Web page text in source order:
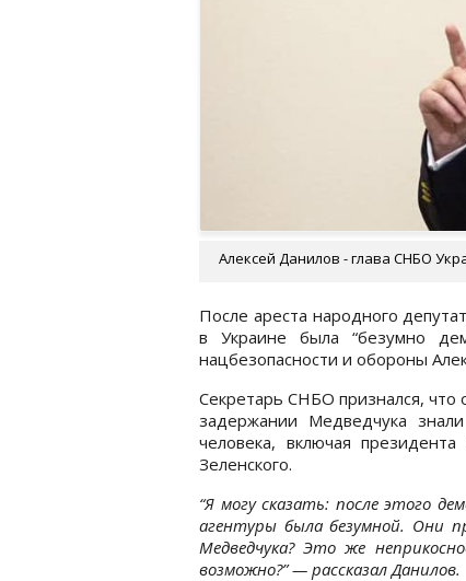
Алексей Данилов - глава СНБО
После ареста народного
в Украине была “безумно
нацбезопасности и обороны
Секретарь СНБО признался, что
задержании Медведчука
человека, включая
Зеленского.
“Я могу сказать: после этого
агентуры была безумной. Они
Медведчука? Это же
возможно?” — рассказал Данилов.